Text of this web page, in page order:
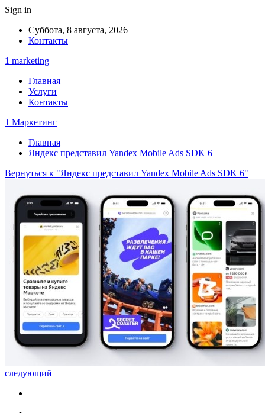
Sign in
Суббота, 8 августа, 2026
Контакты
1 marketing
Главная
Услуги
Контакты
1 Маркетинг
Главная
Яндекс представил Yandex Mobile Ads SDK 6
Вернуться к "Яндекс представил Yandex Mobile Ads SDK 6"
следующий